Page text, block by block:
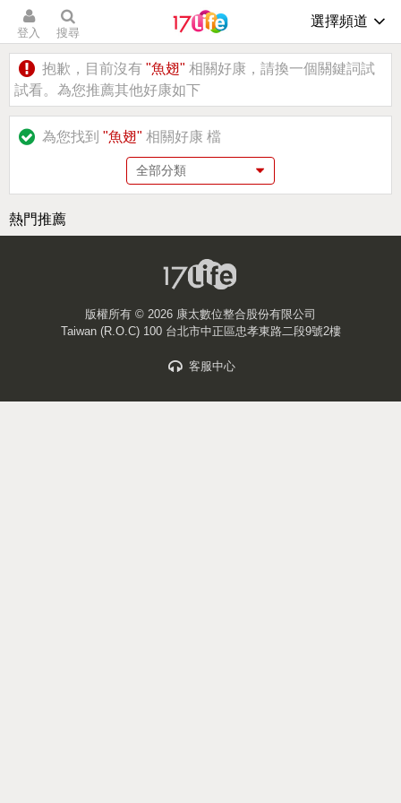
登入 搜尋
選擇頻道
抱歉，目前沒有 "魚翅"相關好康，請換一個關鍵詞試
試看。為您推薦其他好康如下
為您找到 "魚翅"相關好康檔
熱門推薦
版權所有 © 2026 康太數位整合股份有限公司
Taiwan (R.O.C) 100 台北市中正區忠孝東路二段9號2樓
客服中心